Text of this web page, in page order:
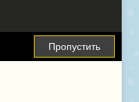
Пропустить